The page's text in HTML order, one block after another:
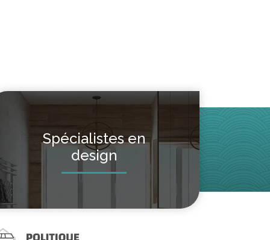
Spécialistes en
design